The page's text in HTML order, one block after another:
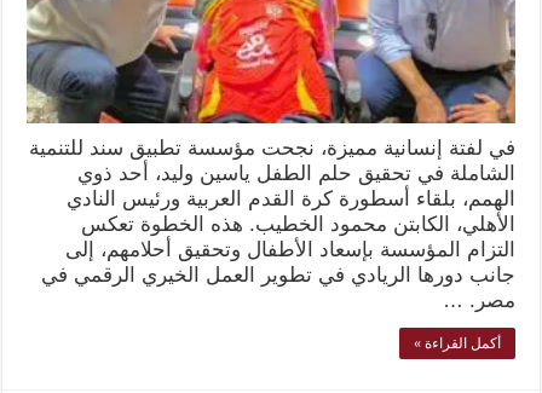
في لفتة إنسانية مميزة، نجحت مؤسسة تطبيق سند للتنمية
الشاملة في تحقيق حلم الطفل ياسين وليد، أحد ذوي
الهمم، بلقاء أسطورة كرة القدم العربية ورئيس النادي
الأهلي، الكابتن محمود الخطيب. هذه الخطوة تعكس
التزام المؤسسة بإسعاد الأطفال وتحقيق أحلامهم، إلى
جانب دورها الريادي في تطوير العمل الخيري الرقمي في
مصر. …
أكمل القراءة »